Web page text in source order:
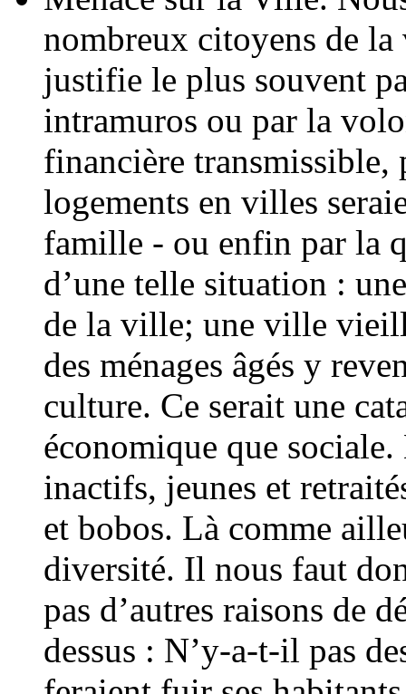
nombreux citoyens de
justifie le plus souvent
intramuros ou par la
financière transmissible,
logements en villes
famille - ou enfin par la
d’une telle situation :
de la ville; une ville
des ménages âgés y
culture. Ce serait une
économique que
inactifs, jeunes et
et bobos. Là comme
diversité. Il nous faut
pas d’autres raisons de
dessus : N’y-a-t-il pas